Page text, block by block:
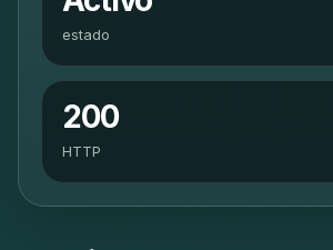
estado
200
HTTP